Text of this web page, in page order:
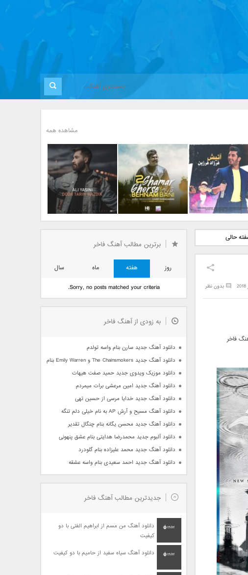
مشاهده همه
آهنگ جدید فرزاد
فرزین بنام آتیش
بانی بنام قرص قمر 2
یاسینی بنام دورترین نزدیک
حالی
بدون نظر
فاخر
برترین مطالب آهنگ فاخر
روز هفته ماه
سال
Sorry, no posts matched your criteria.
به زودی از آهنگ فاخر
دانلود آهنگ جدید سارن بنام واسه تولدم
دانلود آهنگ جدید The Chainsmokers و Emily Warren بنام Side Effects
دانلود موزیک ویدوی جدید حمید صفت هیهات
دانلود آهنگ جدید امین مرعشی برات میمردم
دانلود آهنگ جدید خدایا مرسی از حسین تهی
دانلود آهنگ مسیح و آرش AP به نام خیلی دلم تنگه
دانلود آهنگ جدید محسن یگانه بنام چنگال تقدیر
دانلود آلبوم جدید محمدرضا هدایتی بنام عشق پنهونی
دانلود آهنگ جدید محمد علیزاده بنام گلودرد
دانلود آهنگ جدید احمد سعیدی بنام واسه عشقه
جدیدترین مطالب آهنگ فاخر
دانلود آهنگ من مسم از ابراهیم الفتی با دو
کیفیت
دانلود آهنگ سیاه سفید از حامیم با دو کیفیت